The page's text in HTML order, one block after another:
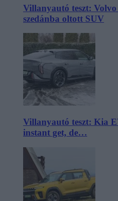
Villanyautó teszt:
szedánba oltott SUV
Villanyautó teszt: Kia
instant get, de…